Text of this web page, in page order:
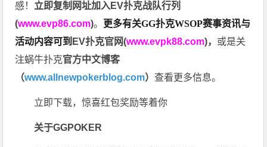
感！ 立即复制网址加入EV扑克战队行列
(www.evp86.com)。 更多有关GG扑克WSOP赛事资讯与
活动内容可到 EV扑克官网(www.evpk88.com)， 或是关
注蜗牛扑克官方中文博客
（www.allnewpokerblog.com）查看更多信息。
立即下载，惊喜红包奖励等着你
关于GGPOKER